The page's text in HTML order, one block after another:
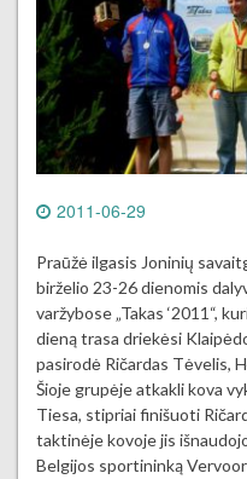
2011-06-29
Praūžė ilgasis Joninių
birželio 23-26 dienomis
varžybose „Takas ‘2011“,
dieną trasa driekėsi
pasirodė Ričardas Tėvelis,
Šioje grupėje atkakli kova
Tiesa, stipriai finišuoti
taktinėje kovoje jis
Belgijos sportininką